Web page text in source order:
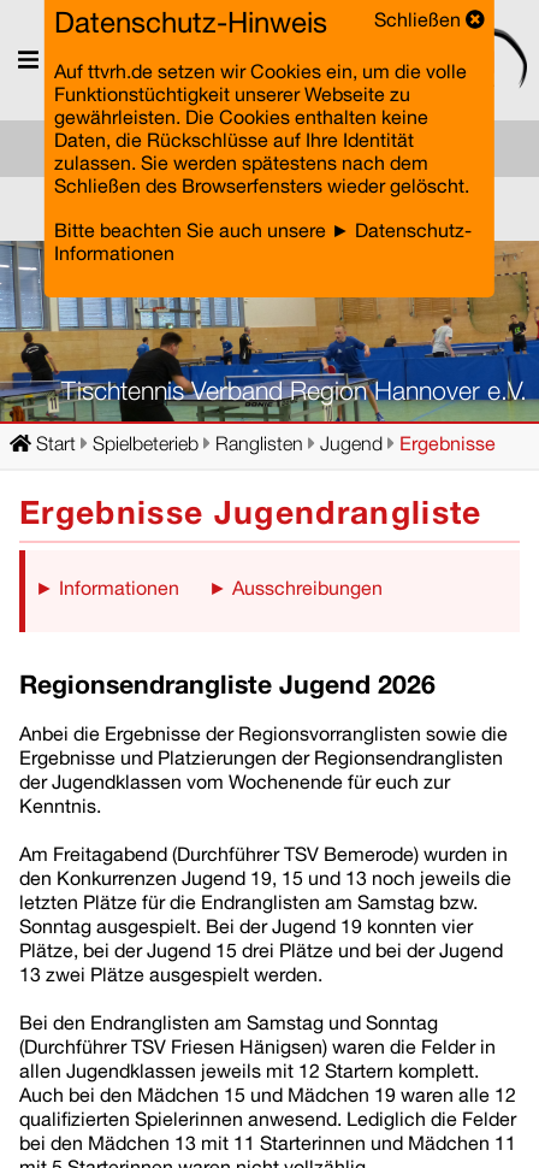
Menü
Schließen
Datenschutz-Hinweis
Auf ttvrh.de setzen wir Cookies ein, um die volle
Funktionstüchtigkeit unserer Webseite zu
gewährleisten. Die Cookies enthalten keine
Daten, die Rückschlüsse auf Ihre Identität
zulassen. Sie werden spätestens nach dem
Schließen des Browserfensters wieder gelöscht.
Bitte beachten Sie auch unsere ► Datenschutz-
Informationen
Tischtennis Verband Region Hannover e.V.
Start Spielbeterieb Ranglisten Jugend Ergebnisse
Ergebnisse Jugendrangliste
► Informationen ► Ausschreibungen
Regionsendrangliste Jugend 2026
Anbei die Ergebnisse der Regionsvorranglisten sowie die
Ergebnisse und Platzierungen der Regionsendranglisten
der Jugendklassen vom Wochenende für euch zur
Kenntnis.
Am Freitagabend (Durchführer TSV Bemerode) wurden in
den Konkurrenzen Jugend 19, 15 und 13 noch jeweils die
letzten Plätze für die Endranglisten am Samstag bzw.
Sonntag ausgespielt. Bei der Jugend 19 konnten vier
Plätze, bei der Jugend 15 drei Plätze und bei der Jugend
13 zwei Plätze ausgespielt werden.
Bei den Endranglisten am Samstag und Sonntag
(Durchführer TSV Friesen Hänigsen) waren die Felder in
allen Jugendklassen jeweils mit 12 Startern komplett.
Auch bei den Mädchen 15 und Mädchen 19 waren alle 12
qualifizierten Spielerinnen anwesend. Lediglich die Felder
bei den Mädchen 13 mit 11 Starterinnen und Mädchen 11